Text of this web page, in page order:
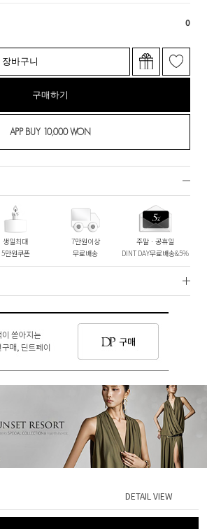
0
장바구니
구매하기
생일최대
5만원쿠폰
7만원이상
무료배송
주말ㆍ공휴일
DINT DAY무료배송&5%
DETAIL VIEW